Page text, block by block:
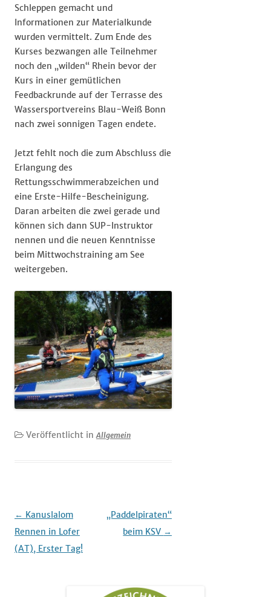
Schleppen gemacht und
Informationen zur Materialkunde
wurden vermittelt. Zum Ende des
Kurses bezwangen alle Teilnehmer
noch den „wilden“ Rhein bevor der
Kurs in einer gemütlichen
Feedbackrunde auf der Terrasse des
Wassersportvereins Blau-Weiß Bonn
nach zwei sonnigen Tagen endete.
Jetzt fehlt noch die zum Abschluss die
Erlangung des
Rettungsschwimmerabzeichen und
eine Erste-Hilfe-Bescheinigung.
Daran arbeiten die zwei gerade und
können sich dann SUP-Instruktor
nennen und die neuen Kenntnisse
beim Mittwochstraining am See
weitergeben.
Veröffentlicht inAllgemein
Beitrags-
Navigation
← Kanuslalom
Rennen in Lofer
(AT), Erster Tag!
„Paddelpiraten“
beim KSV →